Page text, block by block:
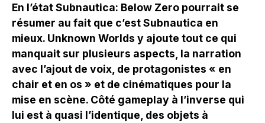
En l’état Subnautica: Below Zero pourrait se
résumer au fait que c’est Subnautica en
mieux. Unknown Worlds y ajoute tout ce qui
manquait sur plusieurs aspects, la narration
avec l’ajout de voix, de protagonistes « en
chair et en os » et de cinématiques pour la
mise en scène. Côté gameplay à l’inverse qui
lui est à quasi l’identique, des objets à